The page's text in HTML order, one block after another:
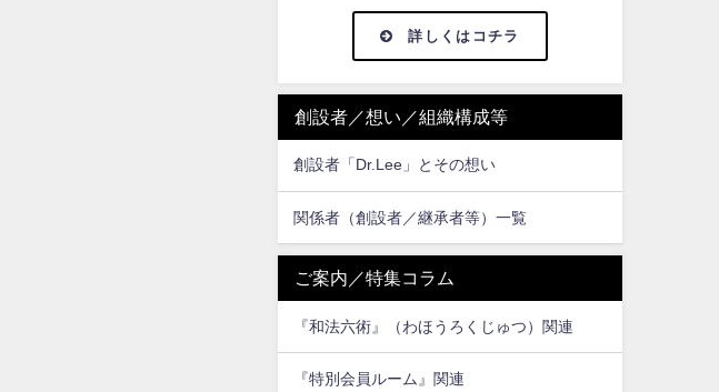
詳しくはコチラ
創設者／想い／組織構成等
創設者「Dr.Lee」とその想い
関係者（創設者／継承者等）一覧
ご案内／特集コラム
『和法六術』（わほうろくじゅつ）関連
『特別会員ルーム』関連